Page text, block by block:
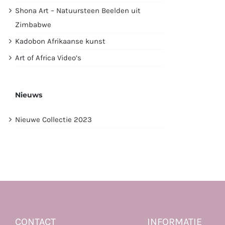
Shona Art – Natuursteen Beelden uit
Zimbabwe
Kadobon Afrikaanse kunst
Art of Africa Video’s
Nieuws
Nieuwe Collectie 2023
CONTACT INFORMATIE